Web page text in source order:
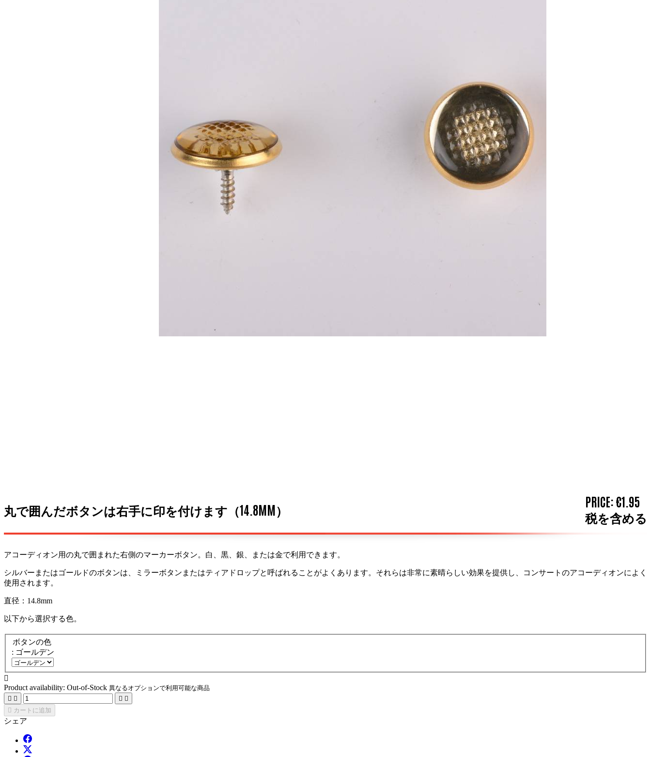
丸で囲んだボタンは右手に印を付けます（14.8MM）
PRICE:€1.95
税を含める
アコーディオン用の丸で囲まれた右側のマーカーボタン。白、黒、銀、または金で利用できます。
シルバーまたはゴールドのボタンは、ミラーボタンまたはティアドロップと呼ばれることがよくあります。それらは非常に素晴らしい効果を提供し、コンサートのアコーディオンによく
使用されます。
直径：14.8mm
以下から選択する色。
ボタンの色
: ゴールデン

Product availability: Out-of-Stock 異なるオプションで利用可能な商品
   
 カートに追加
シェア